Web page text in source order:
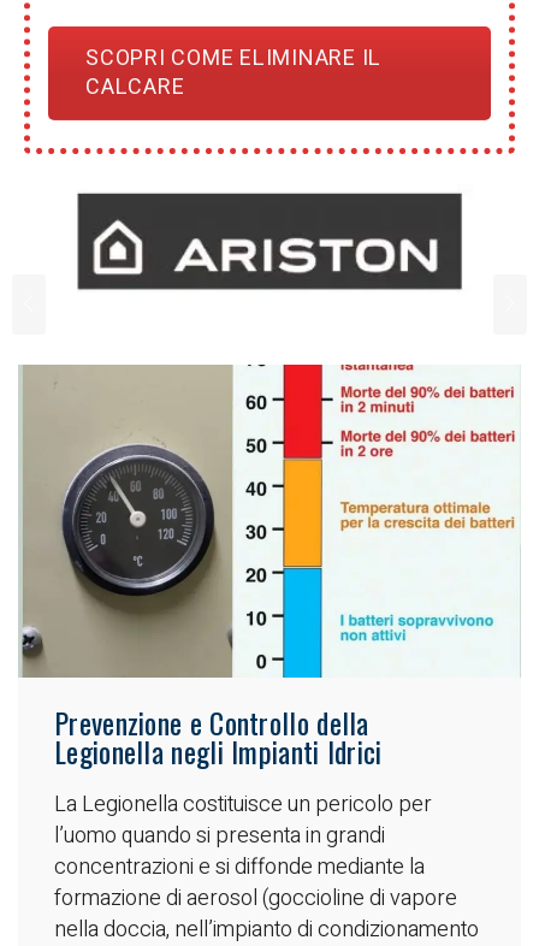
SCOPRI COME ELIMINARE IL
CALCARE
Prevenzione e Controllo della
Legionella negli Impianti Idrici
La Legionella costituisce un pericolo per
l’uomo quando si presenta in grandi
concentrazioni e si diffonde mediante la
formazione di aerosol (goccioline di vapore
nella doccia, nell’impianto di condizionamento